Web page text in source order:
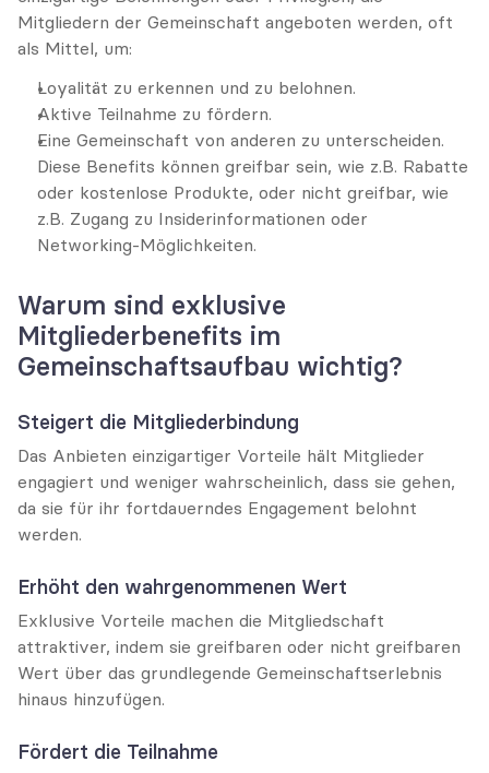
Mitgliedern der Gemeinschaft angeboten werden, oft
als Mittel, um:
Loyalität zu erkennen und zu belohnen.
Aktive Teilnahme zu fördern.
Eine Gemeinschaft von anderen zu unterscheiden.
Diese Benefits können greifbar sein, wie z.B. Rabatte
oder kostenlose Produkte, oder nicht greifbar, wie
z.B. Zugang zu Insiderinformationen oder
Networking-Möglichkeiten.
Warum sind exklusive
Mitgliederbenefits im
Gemeinschaftsaufbau wichtig?
Steigert die Mitgliederbindung
Das Anbieten einzigartiger Vorteile hält Mitglieder
engagiert und weniger wahrscheinlich, dass sie gehen,
da sie für ihr fortdauerndes Engagement belohnt
werden.
Erhöht den wahrgenommenen Wert
Exklusive Vorteile machen die Mitgliedschaft
attraktiver, indem sie greifbaren oder nicht greifbaren
Wert über das grundlegende Gemeinschaftserlebnis
hinaus hinzufügen.
Fördert die Teilnahme